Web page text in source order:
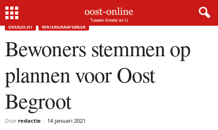
Home Bewoners stemmen op plannen voor Oost Begroot
OVERZICHT WATERGRAAFSMEER
Bewoners stemmen op
plannen voor Oost
Begroot
Door redactie - 14 januari 2021